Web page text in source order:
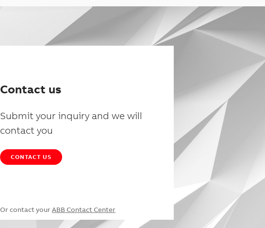
Contact us
Submit your inquiry and we will
contact you
CONTACT US
Or contact your ABB Contact Center